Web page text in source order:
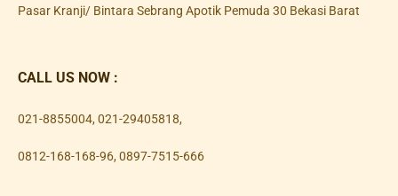
Pasar Kranji/ Bintara Sebrang Apotik Pemuda 30 Bekasi Barat
CALL US NOW :
021-8855004, 021-29405818,
0812-168-168-96, 0897-7515-666